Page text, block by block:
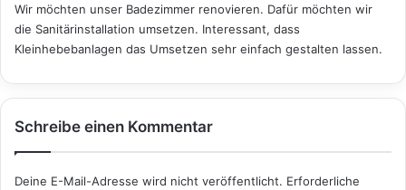
t
:
Wir möchten unser Badezimmer renovieren. Dafür möchten wir
die Sanitärinstallation umsetzen. Interessant, dass
Kleinhebebanlagen das Umsetzen sehr einfach gestalten lassen.
Schreibe einen Kommentar
Deine E-Mail-Adresse wird nicht veröffentlicht. Erforderliche